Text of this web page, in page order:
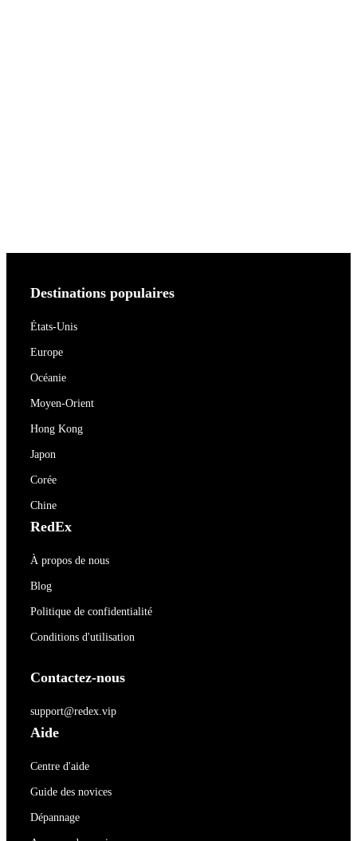
Destinations populaires
États-Unis
Europe
Océanie
Moyen-Orient
Hong Kong
Japon
Corée
Chine
RedEx
À propos de nous
Blog
Politique de confidentialité
Conditions d'utilisation
Contactez-nous
support@redex.vip
Aide
Centre d'aide
Guide des novices
Dépannage